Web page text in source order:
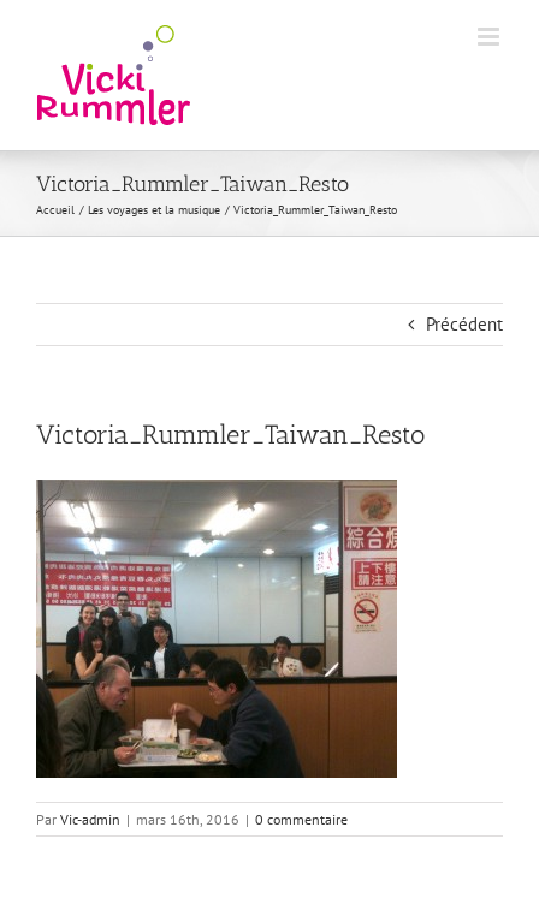
Victoria_Rummler_Taiwan_Resto
Accueil Les voyages et la musique Victoria_Rummler_Taiwan_Resto
Précédent
Victoria_Rummler_Taiwan_Resto
Par Vic-admin | mars 16th, 2016 | 0 commentaire